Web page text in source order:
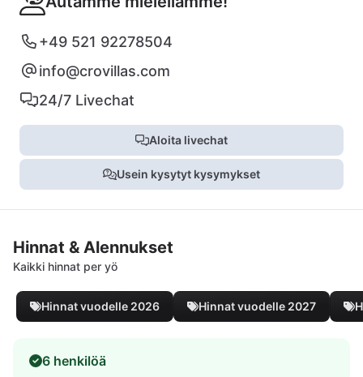
+49 521 92278504
info@crovillas.com
24/7 Livechat
Aloita livechat
Usein kysytyt kysymykset
Hinnat & Alennukset
Kaikki hinnat per yö
Hinnat vuodelle 2026 Hinnat vuodelle 2027
6 henkilöä